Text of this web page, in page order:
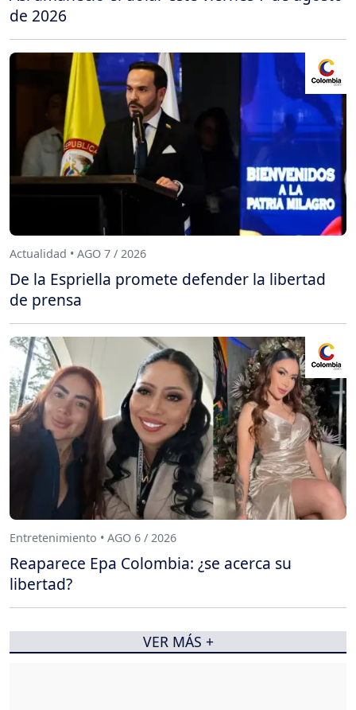
de 2026
Actualidad • AGO 7 / 2026
De la Espriella promete defender la libertad
de prensa
Entretenimiento • AGO 6 / 2026
Reaparece Epa Colombia: ¿se acerca su
libertad?
VER MÁS +